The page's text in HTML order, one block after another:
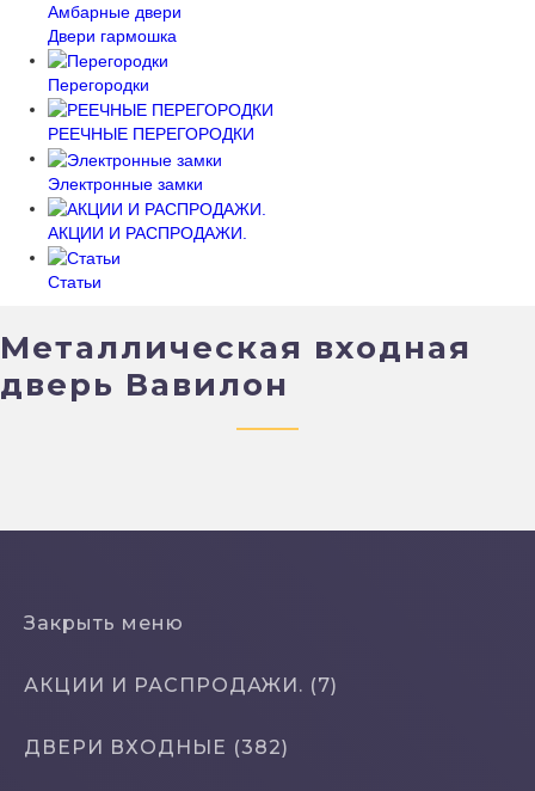
Амбарные двери
Двери гармошка
Перегородки
РЕЕЧНЫЕ ПЕРЕГОРОДКИ
Электронные замки
АКЦИИ И РАСПРОДАЖИ.
Статьи
Металлическая входная
дверь Вавилон
Закрыть меню
АКЦИИ И РАСПРОДАЖИ. (7)
ДВЕРИ ВХОДНЫЕ (382)